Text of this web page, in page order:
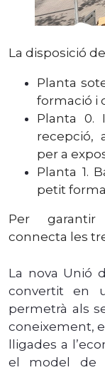
La disposició
Planta
formació i
Planta 0.
recepció,
per a
Planta 1.
petit
Per garantir
connecta les
La nova Unió
convertit en
permetrà als
coneixement,
lligades a
el model de